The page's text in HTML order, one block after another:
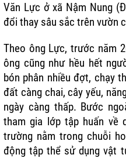
Văn Lực ở xã Nậm Nung
đổi thay sâu sắc trên vườn
Theo ông Lực, trước năm
ông cũng như hều hết
bón phân nhiều đợt, chạy
đất càng chai, cây yếu,
ngày càng thấp. Bước
tham gia lớp tập huấn về
trường nằm trong chuỗi
động tập thể sử dụng vật